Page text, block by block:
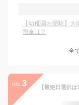
【幼稚園お受験】
雨傘は？
全
no. 3